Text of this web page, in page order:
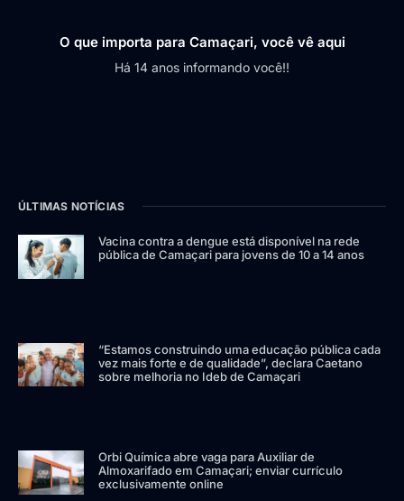
O que importa para Camaçari, você vê aqui
Há 14 anos informando você!!
ÚLTIMAS NOTÍCIAS
Vacina contra a dengue está disponível na rede
pública de Camaçari para jovens de 10 a 14 anos
“Estamos construindo uma educação pública cada
vez mais forte e de qualidade”, declara Caetano
sobre melhoria no Ideb de Camaçari
Orbi Química abre vaga para Auxiliar de
Almoxarifado em Camaçari; enviar currículo
exclusivamente online